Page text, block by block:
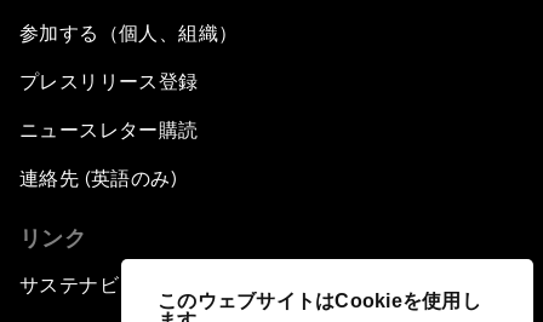
このウェブサイトはCookieを使用し
参加する（個人、組織）
プレスリリース登録
ニュースレター購読
連絡先 (英語のみ)
リンク
サステナビリティへの取り組み